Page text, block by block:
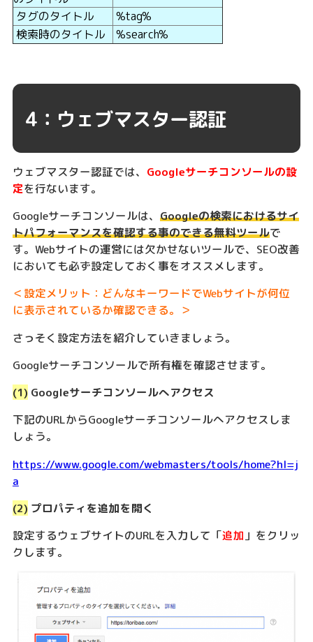
タグのタイトル
%tag%
検索時のタイトル
%search%
4：ウェブマスター認証
ウェブマスター認証では、 Googleサーチコンソールの設
定を行ないます。
Googleサーチコンソールは、 Googleの検索におけるサイ
トパフォーマンスを確認する事のできる無料ツールで
す。Webサイトの運営には欠かせないツールで、SEO改善
においても必ず設定しておく事をオススメします。
＜設定メリット：どんなキーワードでWebサイトが何位
に表示されているか確認できる。＞
さっそく設定方法を紹介していきましょう。
Googleサーチコンソールで所有権を確認させます。
(1) Googleサーチコンソールへアクセス
下記のURLからGoogleサーチコンソールへアクセスしま
しょう。
https://www.google.com/webmasters/tools/home?hl=j
a
(2) プロパティを追加を開く
設定するウェブサイトのURLを入力して「追加 」をクリッ
クします。